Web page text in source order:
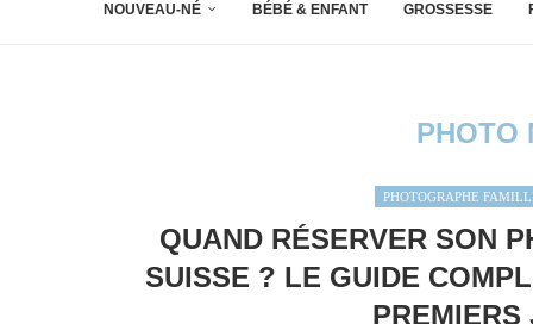
NOUVEAU-NÉ BÉBÉ & ENFANT GROSSESSE
PHOTO
PHOTOGRAPHE
QUAND RÉSERVER SON
SUISSE ? LE GUIDE
PREMIERS